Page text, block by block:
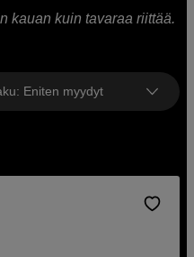
kauan kuin tavaraa riittää.
: Eniten myydyt